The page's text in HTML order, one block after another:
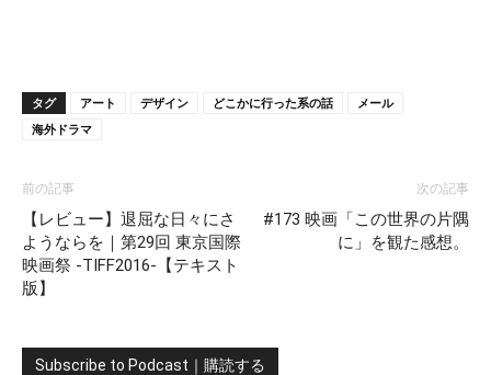
タグ アート デザイン どこかに行った系の話
メール
海外ドラマ
前の記事
【レビュー】退屈な日々にさ
ようならを｜第29回 東京国際
映画祭 -TIFF2016-【テキスト
版】
次の記事
#173 映画「この世界の片隅
に」を観た感想。
Subscribe to Podcast｜購読する